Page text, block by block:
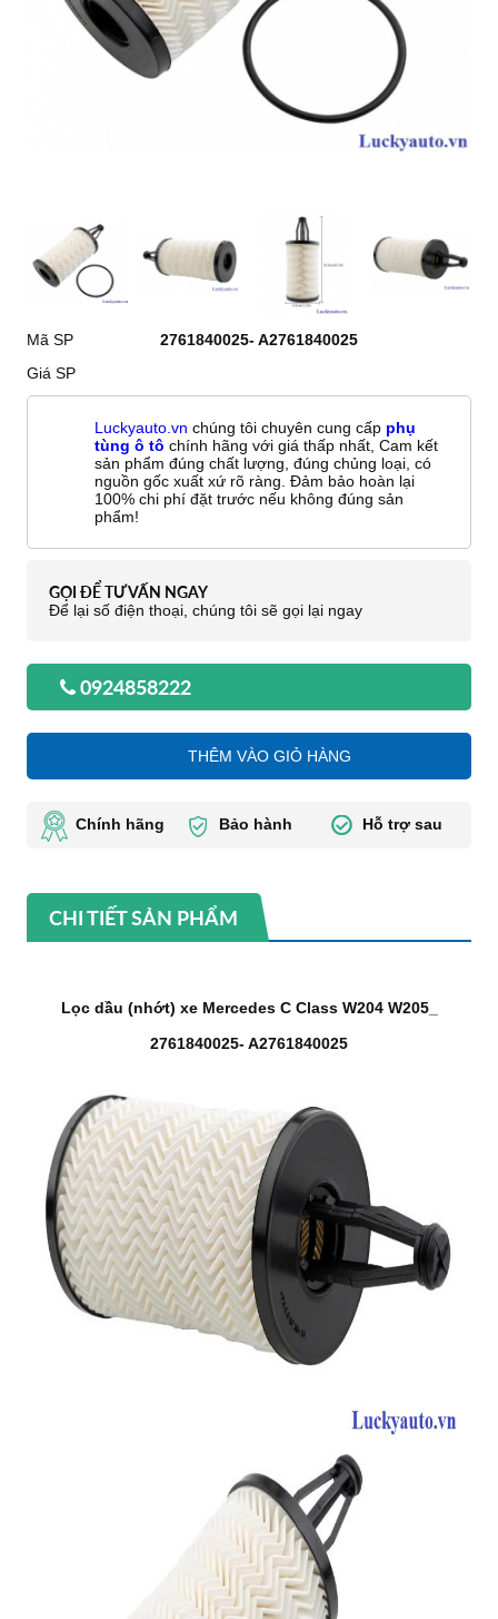
Mã SP
2761840025- A2761840025
Giá SP
Luckyauto.vn chúng tôi chuyên cung cấp phụ
tùng ô tô chính hãng với giá thấp nhất, Cam kết
sản phẩm đúng chất lượng, đúng chủng loại, có
nguồn gốc xuất xứ rõ ràng. Đảm bảo hoàn lại
100% chi phí đặt trước nếu không đúng sản
phẩm!
GỌI ĐỂ TƯ VẤN NGAY
Để lại số điện thoại, chúng tôi sẽ gọi lại ngay
0924858222
THÊM VÀO GIỎ HÀNG
Chính hãng Bảo hành Hỗ trợ sau
CHI TIẾT SẢN PHẨM
Lọc dầu (nhớt) xe Mercedes C Class W204 W205_
2761840025- A2761840025